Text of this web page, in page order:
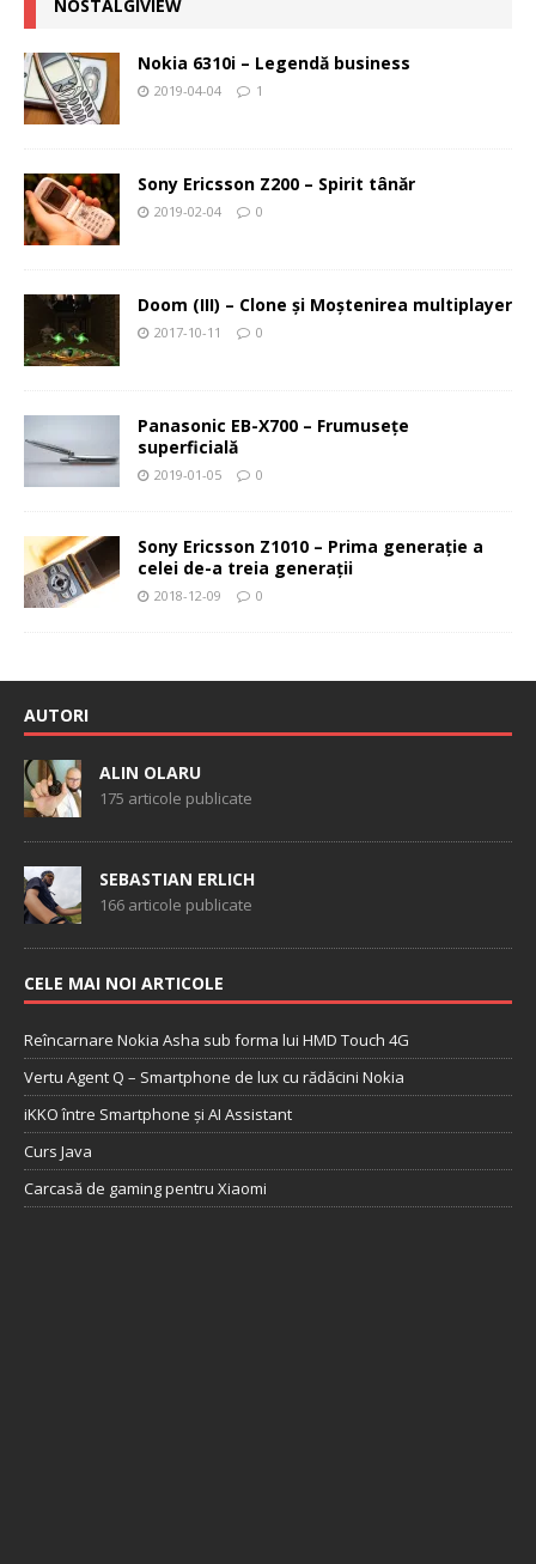
NOSTALGIVIEW
Nokia 6310i – Legendă business
2019-04-04 1
Sony Ericsson Z200 – Spirit tânăr
2019-02-04 0
Doom (III) – Clone şi Moştenirea multiplayer
2017-10-11 0
Panasonic EB-X700 – Frumuseţe
superficială
2019-01-05 0
Sony Ericsson Z1010 – Prima generaţie a
celei de-a treia generaţii
2018-12-09 0
AUTORI
ALIN OLARU
175 articole publicate
SEBASTIAN ERLICH
166 articole publicate
CELE MAI NOI ARTICOLE
Reîncarnare Nokia Asha sub forma lui HMD Touch 4G
Vertu Agent Q – Smartphone de lux cu rădăcini Nokia
iKKO între Smartphone și AI Assistant
Curs Java
Carcasă de gaming pentru Xiaomi